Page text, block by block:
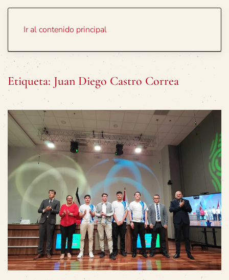
Ir al contenido principal
Etiqueta: Juan Diego Castro Correa